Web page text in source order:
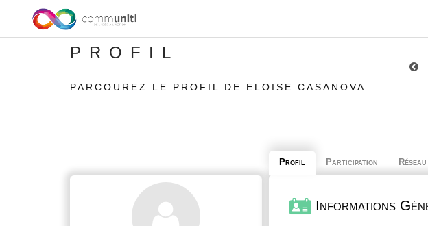
PROFIL
PARCOUREZ LE PROFIL DE ELOISE CASANOVA
Profil Participation Réseau
Informations